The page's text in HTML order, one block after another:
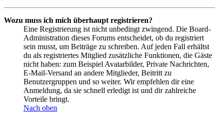
Wozu muss ich mich überhaupt registrieren?
Eine Registrierung ist nicht unbedingt zwingend. Die Board-
Administration dieses Forums entscheidet, ob du registriert
sein musst, um Beiträge zu schreiben. Auf jeden Fall erhältst
du als registriertes Mitglied zusätzliche Funktionen, die Gäste
nicht haben: zum Beispiel Avatarbilder, Private Nachrichten,
E-Mail-Versand an andere Mitglieder, Beitritt zu
Benutzergruppen und so weiter. Wir empfehlen dir eine
Anmeldung, da sie schnell erledigt ist und dir zahlreiche
Vorteile bringt.
Nach oben